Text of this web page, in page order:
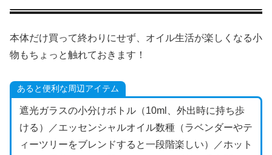
本体だけ買って終わりにせず、オイル生活が楽しくなる小
物もちょっと触れておきます！
あると便利な周辺アイテム
遮光ガラスの小分けボトル（10ml、外出時に持ち歩
ける）／エッセンシャルオイル数種（ラベンダーやテ
ィーツリーをブレンドすると一段階楽しい）／ホット